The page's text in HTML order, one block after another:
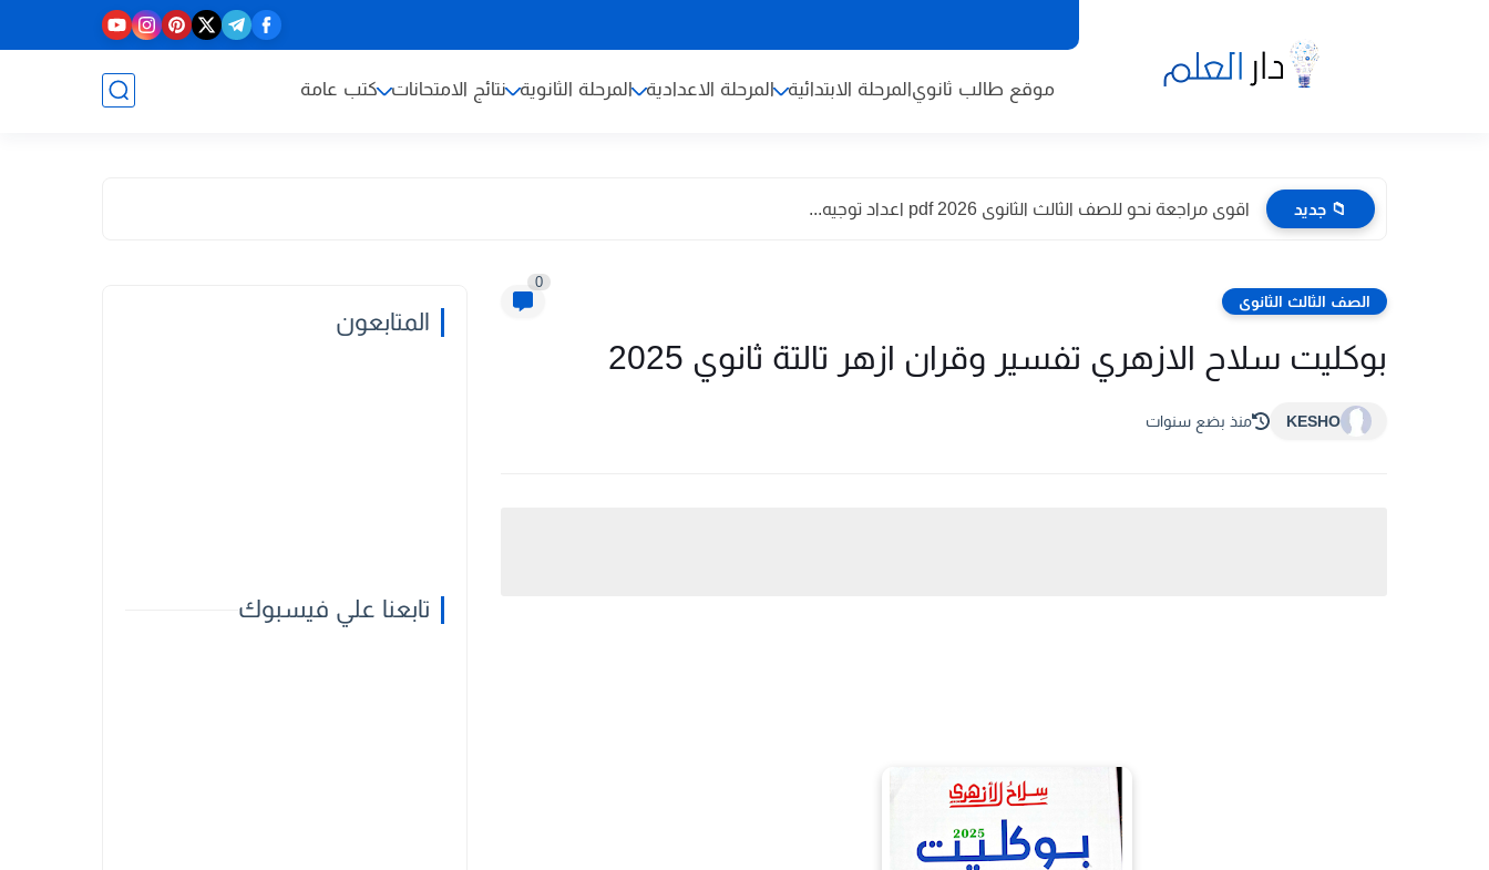
موقع طالب ثانويالمرحلة الابتدائية المرحلة الاعدادية المرحلة الثانوية نتائج الامتحانات كتب عامة
📁 جديد اقوى مراجعة نحو للصف الثالث الثانوى 2026 pdf اعداد توجيه...
الصف الثالث الثانوى
0
بوكليت سلاح الازهري تفسير وقران ازهر تالتة ثانوي 2025
KESHO منذ بضع سنوات
المتابعون
تابعنا علي فيسبوك